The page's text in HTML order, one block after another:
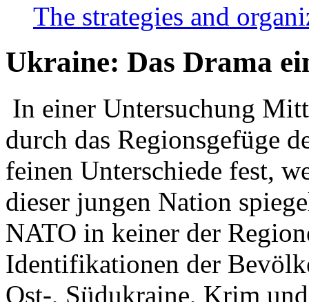
The strategies and
Ukraine: Das Drama
In einer Untersuchung
durch das Regionsgefüge
feinen Unterschiede fest,
dieser jungen Nation
NATO in keiner der
Identifikationen der
Ost-, Südukraine, Krim